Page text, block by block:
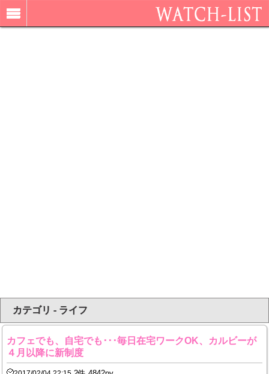
カテゴリ - ライフ
カフェでも、自宅でも･･･毎日在宅ワークOK、カルビーが
４月以降に新制度